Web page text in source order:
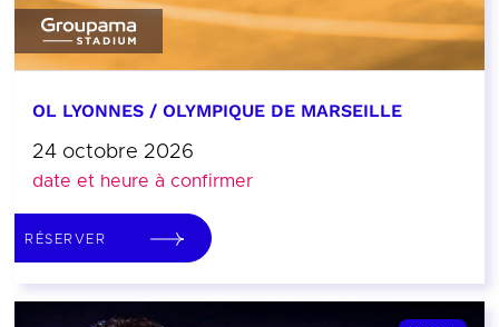
OL LYONNES / OLYMPIQUE DE MARSEILLE
24 octobre 2026
date et heure à confirmer
RÉSERVER